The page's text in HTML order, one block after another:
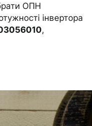
ОПН
інвертора
,